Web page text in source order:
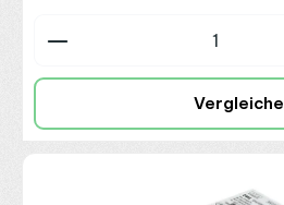
Produkt Anzahl: Gib den